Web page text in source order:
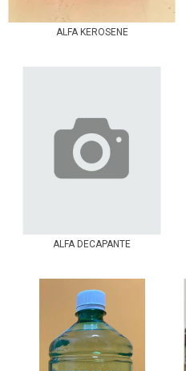
ALFA KEROSENE
ALFA DECAPANTE